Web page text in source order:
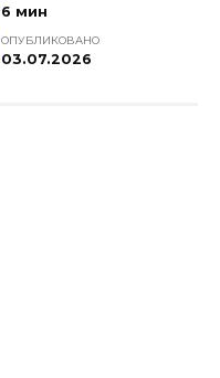
6 мин
ОПУБЛИКОВАНО
03.07.2026